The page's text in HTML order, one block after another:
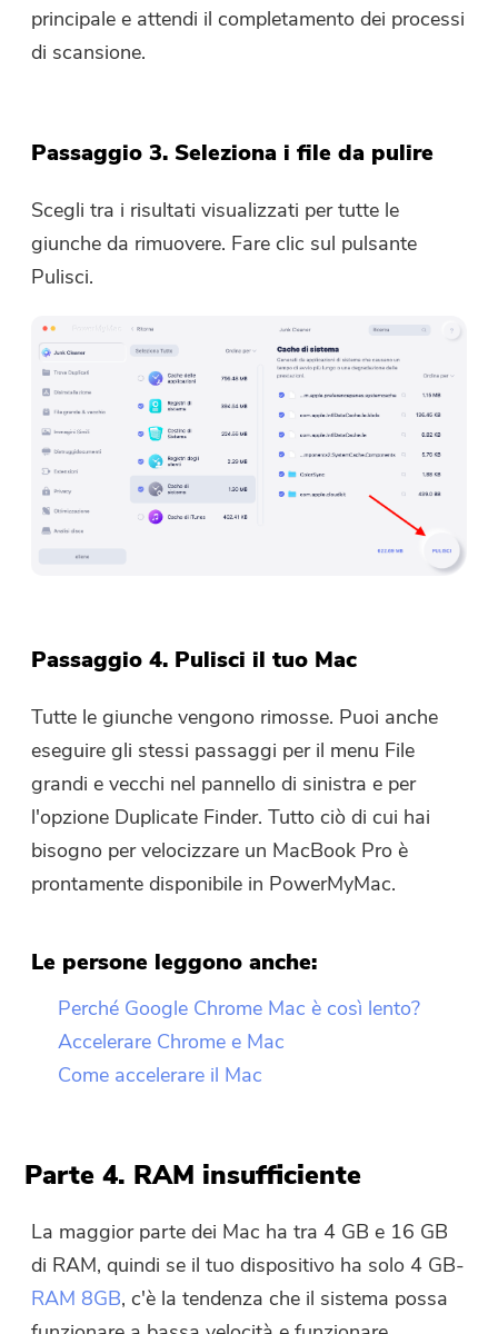
principale e attendi il completamento dei processi
di scansione.
Passaggio 3. Seleziona i file da pulire
Scegli tra i risultati visualizzati per tutte le
giunche da rimuovere. Fare clic sul pulsante
Pulisci.
Passaggio 4. Pulisci il tuo Mac
Tutte le giunche vengono rimosse. Puoi anche
eseguire gli stessi passaggi per il menu File
grandi e vecchi nel pannello di sinistra e per
l'opzione Duplicate Finder. Tutto ciò di cui hai
bisogno per velocizzare un MacBook Pro è
prontamente disponibile in PowerMyMac.
Le persone leggono anche:
Perché Google Chrome Mac è così lento?
Accelerare Chrome e Mac
Come accelerare il Mac
Parte 4. RAM insufficiente
La maggior parte dei Mac ha tra 4 GB e 16 GB
di RAM, quindi se il tuo dispositivo ha solo 4 GB-
RAM 8GB, c'è la tendenza che il sistema possa
Acquista